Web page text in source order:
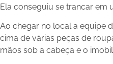
Ela conseguiu se trancar em
Ao chegar no local a equipe
cima de várias peças de
mãos sob a cabeça e o